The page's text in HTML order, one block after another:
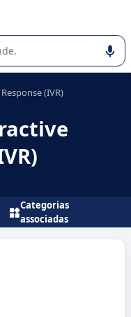
de software
(IVR)
Categorias
associadas